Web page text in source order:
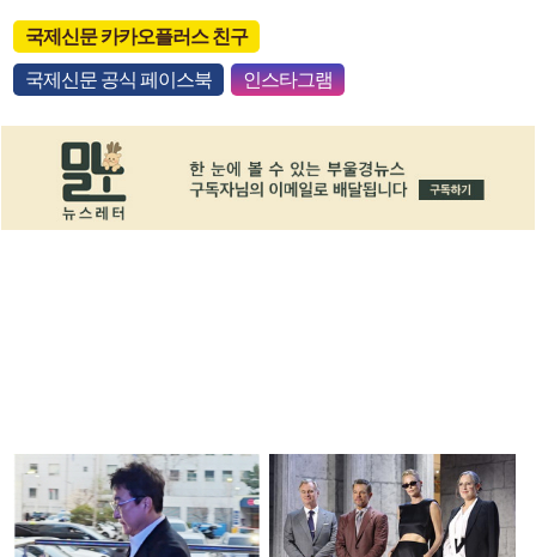
국제신문 카카오플러스 친구
국제신문 공식 페이스북 인스타그램